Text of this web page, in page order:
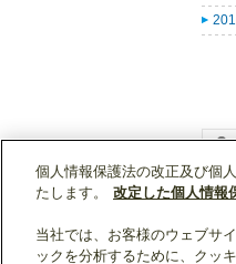
個人情報保護法の改正及び個
たします。
改定した個人情報
当社では、お客様のウェブサ
ックを分析するために、クッ